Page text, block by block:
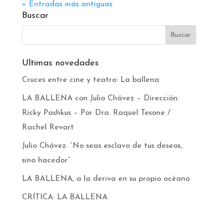
« Entradas más antiguas
Buscar
Ultimas novedades
Cruces entre cine y teatro: La ballena
LA BALLENA con Julio Chávez – Dirección:
Ricky Pashkus – Por Dra. Raquel Tesone /
Rachel Revart
Julio Chávez: “No seas esclavo de tus deseos,
sino hacedor”
LA BALLENA, a la deriva en su propio océano
CRÍTICA: LA BALLENA